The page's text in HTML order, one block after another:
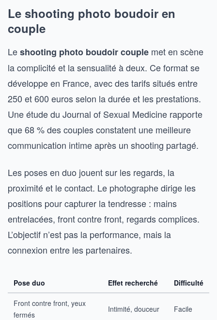
Le shooting photo boudoir en
couple
Leshooting photo boudoir couple met en scène
la complicité et la sensualité à deux. Ce format se
développe en France, avec des tarifs situés entre
250 et 600 euros selon la durée et les prestations.
Une étude du Journal of Sexual Medicine rapporte
que 68 % des couples constatent une meilleure
communication intime après un shooting partagé.
Les poses en duo jouent sur les regards, la
proximité et le contact. Le photographe dirige les
positions pour capturer la tendresse : mains
entrelacées, front contre front, regards complices.
L’objectif n’est pas la performance, mais la
connexion entre les partenaires.
Pose duo Effet recherché Difficulté
Front contre front, yeux
fermés
Intimité, douceur Facile